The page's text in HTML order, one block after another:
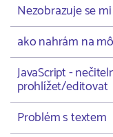
Nezobrazuje se
ako nahrám na
JavaScript -
prohlížet/editovat
Problém s textem